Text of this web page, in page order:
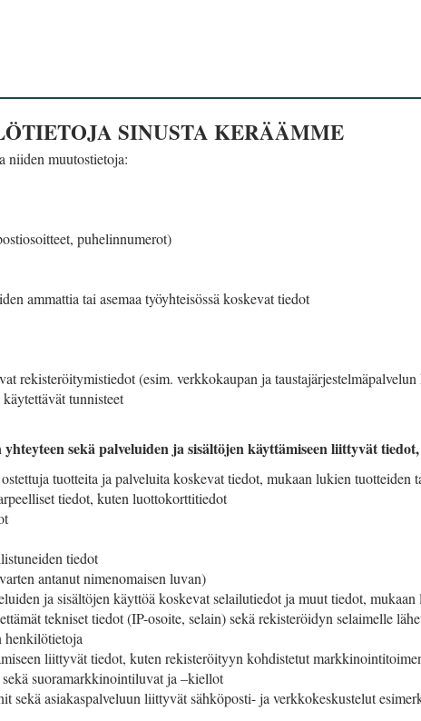
SINUSTA KERÄÄMME
niiden muutostietoja:
puhelinnumerot)
ammattia tai asemaa työyhteisössä koskevat tiedot
rekisteröitymistiedot (esim. verkkokaupan ja taustajärjestelmäpalvelun
tunnisteet
sekä palveluiden ja sisältöjen käyttämiseen liittyvät
tuotteita ja palveluita koskevat tiedot, mukaan lukien tuotteiden
tiedot, kuten luottokorttitiedot
tiedot
antanut nimenomaisen luvan)
ja sisältöjen käyttöä koskevat selailutiedot ja muut tiedot,
tekniset tiedot (IP-osoite, selain) sekä rekisteröidyn selaimelle
henkilötietoja
liittyvät tiedot, kuten rekisteröityyn kohdistetut
suoramarkkinointiluvat ja –kiellot
sekä asiakaspalveluun liittyvät sähköposti- ja verkkokeskustelut